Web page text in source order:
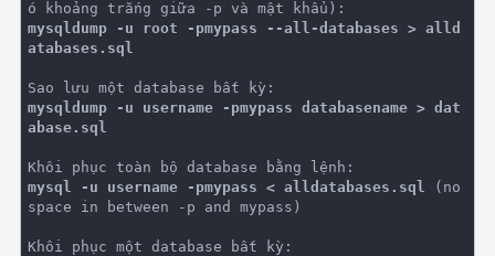
mysqldump -u root -pmypass --all-databases > alld
atabases.sql
mysqldump -u username -pmypass databasename > dat
abase.sql
mysql -u username -pmypass < alldatabases.sql
(no
space in between -p and mypass)